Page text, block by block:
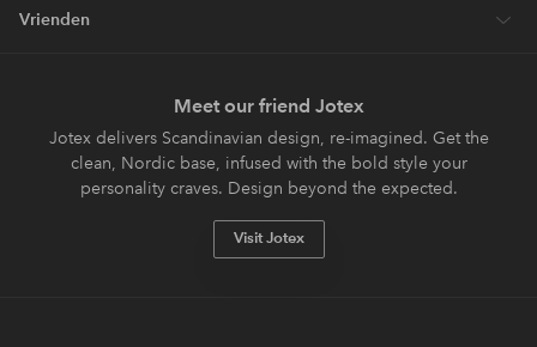
Vrienden
Meet our friend Jotex
Jotex delivers Scandinavian design, re-imagined. Get the
clean, Nordic base, infused with the bold style your
personality craves. Design beyond the expected.
Visit Jotex